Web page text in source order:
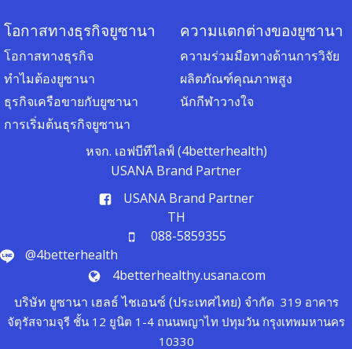
โอกาสทางธุรกิจยูซานา
โอกาสทางธุรกิจ
ทำไมต้องยูซานา
ธุรกิจเครือขายกับยูซานา
การเริ่มต้นธุรกิจยูซานา
ความแตกต่างของยูซานา
ความร่วมมือทางด้านการวิจัย
ผลิตภัณฑ์คุณภาพสูง
นักกีฬาวางใจ
หจก. เอฟบีทีไลฟ์ (4betterhealth)
USANA Brand Partner
USANA Brand Partner
TH
088-5859355
@4betterhealth
4betterhealthy.usana.com
บริษัท ยูซานา เฮลธ์ ไชเอนซ์ (ประเทศไทย) จำกัด 319 อาคาร
จัตุรัสจามจุรี ชั้น 12 ยูนิต 1-4 ถนนพญาไท ปทุมวัน กรุงเทพมหานคร
10330